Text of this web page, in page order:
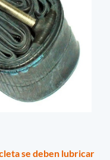
se deben lubricar